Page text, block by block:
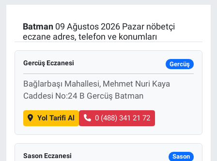
Batman09 Ağustos 2026 Pazar nöbetçi
eczane adres, telefon ve konumları
Gercüş Eczanesi Gercüş
Bağlarbaşı Mahallesi, Mehmet Nuri Kaya
Caddesi No:24 B Gercüş Batman
Yol Tarifi Al 0 (488) 341 21 72
Sason Eczanesi Sason
Resmi İlanlar
Sağlık
Son Dakika
Spor
Uşak Haberleri